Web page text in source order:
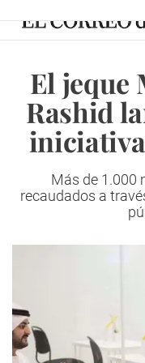
El jeque
Rashid
Más de 1.000
recaudados a